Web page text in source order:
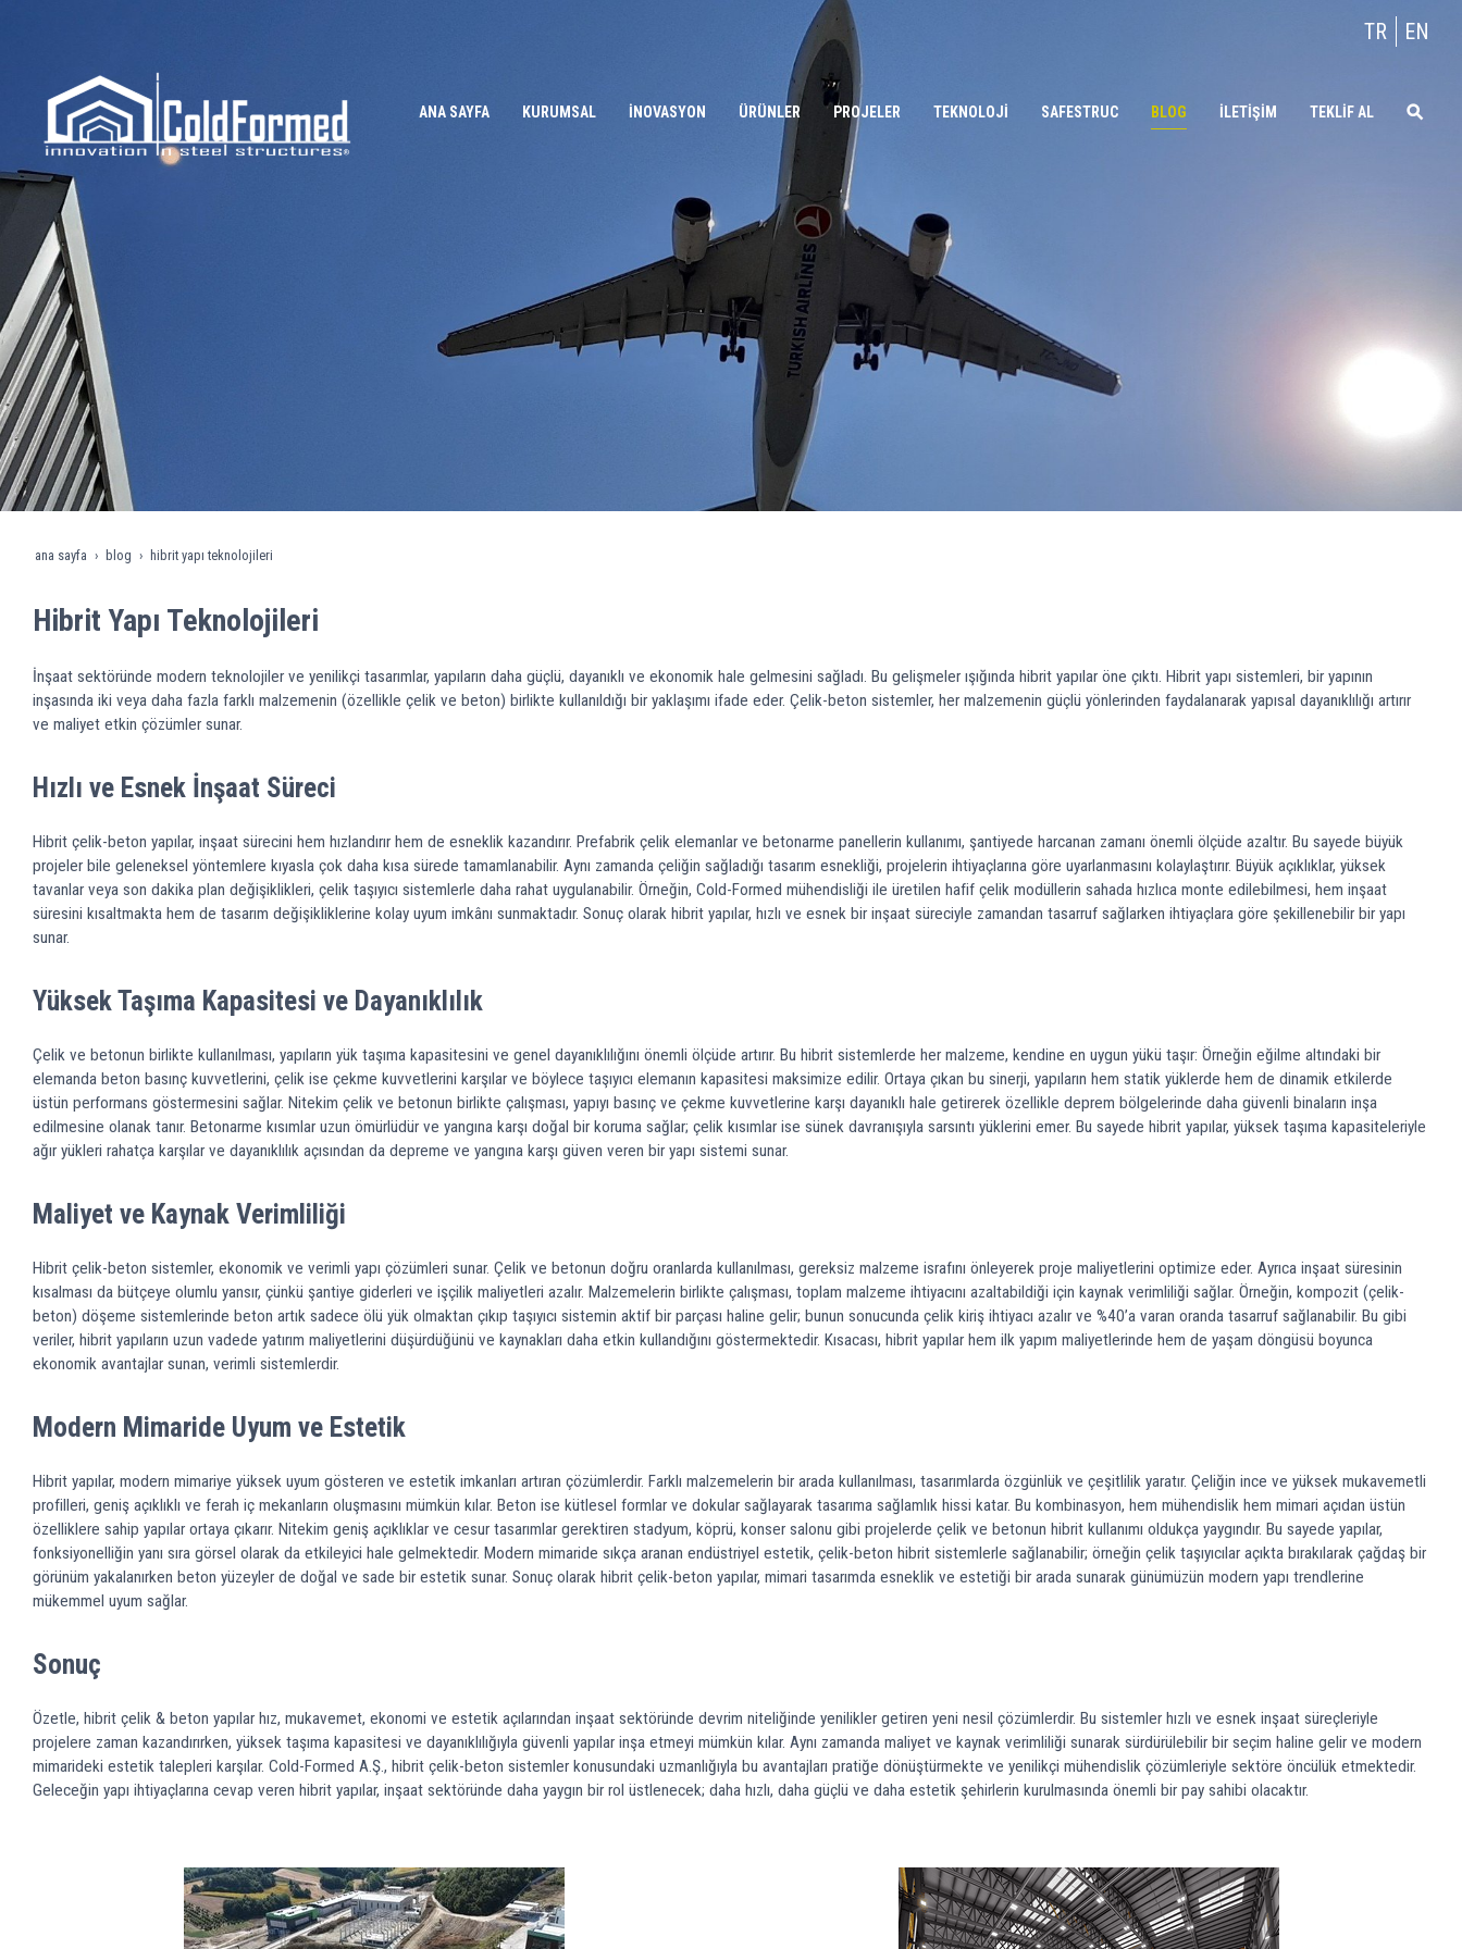
TR EN
ANA SAYFA KURUMSAL İNOVASYON ÜRÜNLER PROJELER TEKNOLOJİ SAFESTRUC BLOG İLETİŞİM TEKLİF AL
ana sayfa blog hibrit yapı teknolojileri
Hibrit Yapı Teknolojileri
İnşaat sektöründe modern teknolojiler ve yenilikçi tasarımlar, yapıların daha güçlü, dayanıklı ve ekonomik hale gelmesini sağladı. Bu gelişmeler ışığında hibrit yapılar öne çıktı. Hibrit yapı sistemleri, bir yapının
inşasında iki veya daha fazla farklı malzemenin (özellikle çelik ve beton) birlikte kullanıldığı bir yaklaşımı ifade eder. Çelik-beton sistemler, her malzemenin güçlü yönlerinden faydalanarak yapısal dayanıklılığı artırır
ve maliyet etkin çözümler sunar.
Hızlı ve Esnek İnşaat Süreci
Hibrit çelik-beton yapılar, inşaat sürecini hem hızlandırır hem de esneklik kazandırır. Prefabrik çelik elemanlar ve betonarme panellerin kullanımı, şantiyede harcanan zamanı önemli ölçüde azaltır. Bu sayede büyük
projeler bile geleneksel yöntemlere kıyasla çok daha kısa sürede tamamlanabilir. Aynı zamanda çeliğin sağladığı tasarım esnekliği, projelerin ihtiyaçlarına göre uyarlanmasını kolaylaştırır. Büyük açıklıklar, yüksek
tavanlar veya son dakika plan değişiklikleri, çelik taşıyıcı sistemlerle daha rahat uygulanabilir. Örneğin, Cold-Formed mühendisliği ile üretilen hafif çelik modüllerin sahada hızlıca monte edilebilmesi, hem inşaat
süresini kısaltmakta hem de tasarım değişikliklerine kolay uyum imkânı sunmaktadır. Sonuç olarak hibrit yapılar, hızlı ve esnek bir inşaat süreciyle zamandan tasarruf sağlarken ihtiyaçlara göre şekillenebilir bir yapı
sunar.
Yüksek Taşıma Kapasitesi ve Dayanıklılık
Çelik ve betonun birlikte kullanılması, yapıların yük taşıma kapasitesini ve genel dayanıklılığını önemli ölçüde artırır. Bu hibrit sistemlerde her malzeme, kendine en uygun yükü taşır: Örneğin eğilme altındaki bir
elemanda beton basınç kuvvetlerini, çelik ise çekme kuvvetlerini karşılar ve böylece taşıyıcı elemanın kapasitesi maksimize edilir. Ortaya çıkan bu sinerji, yapıların hem statik yüklerde hem de dinamik etkilerde
üstün performans göstermesini sağlar. Nitekim çelik ve betonun birlikte çalışması, yapıyı basınç ve çekme kuvvetlerine karşı dayanıklı hale getirerek özellikle deprem bölgelerinde daha güvenli binaların inşa
edilmesine olanak tanır. Betonarme kısımlar uzun ömürlüdür ve yangına karşı doğal bir koruma sağlar; çelik kısımlar ise sünek davranışıyla sarsıntı yüklerini emer. Bu sayede hibrit yapılar, yüksek taşıma kapasiteleriyle
ağır yükleri rahatça karşılar ve dayanıklılık açısından da depreme ve yangına karşı güven veren bir yapı sistemi sunar.
Maliyet ve Kaynak Verimliliği
Hibrit çelik-beton sistemler, ekonomik ve verimli yapı çözümleri sunar. Çelik ve betonun doğru oranlarda kullanılması, gereksiz malzeme israfını önleyerek proje maliyetlerini optimize eder. Ayrıca inşaat süresinin
kısalması da bütçeye olumlu yansır, çünkü şantiye giderleri ve işçilik maliyetleri azalır. Malzemelerin birlikte çalışması, toplam malzeme ihtiyacını azaltabildiği için kaynak verimliliği sağlar. Örneğin, kompozit (çelik-
beton) döşeme sistemlerinde beton artık sadece ölü yük olmaktan çıkıp taşıyıcı sistemin aktif bir parçası haline gelir; bunun sonucunda çelik kiriş ihtiyacı azalır ve %40’a varan oranda tasarruf sağlanabilir. Bu gibi
veriler, hibrit yapıların uzun vadede yatırım maliyetlerini düşürdüğünü ve kaynakları daha etkin kullandığını göstermektedir. Kısacası, hibrit yapılar hem ilk yapım maliyetlerinde hem de yaşam döngüsü boyunca
ekonomik avantajlar sunan, verimli sistemlerdir.
Modern Mimaride Uyum ve Estetik
Hibrit yapılar, modern mimariye yüksek uyum gösteren ve estetik imkanları artıran çözümlerdir. Farklı malzemelerin bir arada kullanılması, tasarımlarda özgünlük ve çeşitlilik yaratır. Çeliğin ince ve yüksek mukavemetli
profilleri, geniş açıklıklı ve ferah iç mekanların oluşmasını mümkün kılar. Beton ise kütlesel formlar ve dokular sağlayarak tasarıma sağlamlık hissi katar. Bu kombinasyon, hem mühendislik hem mimari açıdan üstün
özelliklere sahip yapılar ortaya çıkarır. Nitekim geniş açıklıklar ve cesur tasarımlar gerektiren stadyum, köprü, konser salonu gibi projelerde çelik ve betonun hibrit kullanımı oldukça yaygındır. Bu sayede yapılar,
fonksiyonelliğin yanı sıra görsel olarak da etkileyici hale gelmektedir. Modern mimaride sıkça aranan endüstriyel estetik, çelik-beton hibrit sistemlerle sağlanabilir; örneğin çelik taşıyıcılar açıkta bırakılarak çağdaş bir
görünüm yakalanırken beton yüzeyler de doğal ve sade bir estetik sunar. Sonuç olarak hibrit çelik-beton yapılar, mimari tasarımda esneklik ve estetiği bir arada sunarak günümüzün modern yapı trendlerine
mükemmel uyum sağlar.
Sonuç
Özetle, hibrit çelik & beton yapılar hız, mukavemet, ekonomi ve estetik açılarından inşaat sektöründe devrim niteliğinde yenilikler getiren yeni nesil çözümlerdir. Bu sistemler hızlı ve esnek inşaat süreçleriyle
projelere zaman kazandırırken, yüksek taşıma kapasitesi ve dayanıklılığıyla güvenli yapılar inşa etmeyi mümkün kılar. Aynı zamanda maliyet ve kaynak verimliliği sunarak sürdürülebilir bir seçim haline gelir ve modern
mimarideki estetik talepleri karşılar. Cold-Formed A.Ş., hibrit çelik-beton sistemler konusundaki uzmanlığıyla bu avantajları pratiğe dönüştürmekte ve yenilikçi mühendislik çözümleriyle sektöre öncülük etmektedir.
Geleceğin yapı ihtiyaçlarına cevap veren hibrit yapılar, inşaat sektöründe daha yaygın bir rol üstlenecek; daha hızlı, daha güçlü ve daha estetik şehirlerin kurulmasında önemli bir pay sahibi olacaktır.